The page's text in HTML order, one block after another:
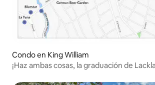
Condo en King William
¡Haz ambas cosas, la graduación de